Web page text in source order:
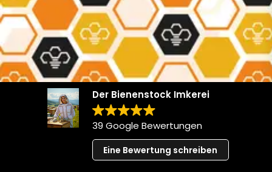
Der Bienenstock Imkerei
39 Google Bewertungen
Eine Bewertung schreiben